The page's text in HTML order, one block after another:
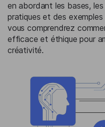
en abordant les bases,
pratiques et des
vous comprendrez
efficace et éthique pour
créativité.